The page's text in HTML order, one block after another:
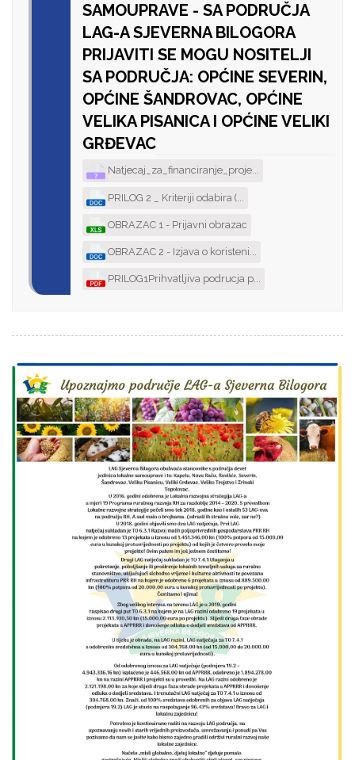
SAMOUPRAVE - SA PODRUČJA
LAG-A SJEVERNA BILOGORA
PRIJAVITI SE MOGU NOSITELJI
SA PODRUČJA: OPĆINE SEVERIN,
OPĆINE ŠANDROVAC, OPĆINE
VELIKA PISANICA I OPĆINE VELIKI
GRĐEVAC
Natjecaj_za_financiranje_proje...
PRILOG 2 _ Kriteriji odabira (...
OBRAZAC 1 - Prijavni obrazac
OBRAZAC 2 - Izjava o koristeni...
PRILOG1Prihvatljiva podrucja p...